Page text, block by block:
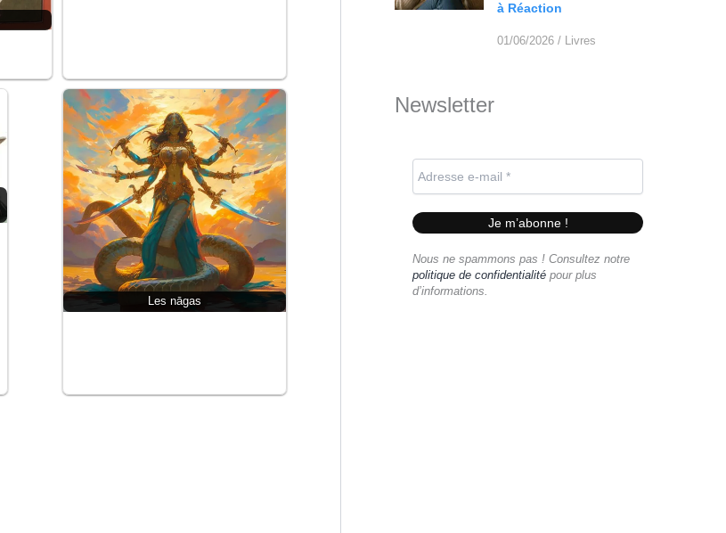
Les nāgas
à Réaction
01/06/2026 / Livres
Newsletter
Nous ne spammons pas ! Consultez notre
politique de confidentialité pour plus
d’informations.